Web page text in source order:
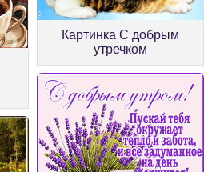
Картинка С добрым
утречком